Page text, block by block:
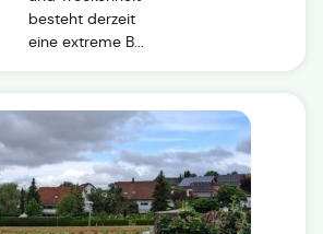
besteht derzeit
eine extreme B...